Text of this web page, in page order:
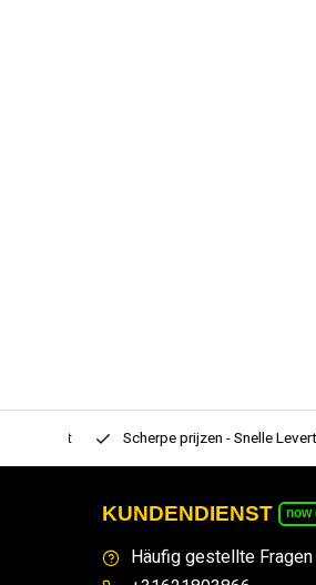
Scherpe prijzen - Snelle
KUNDENDIENST now
Häufig gestellte Fragen